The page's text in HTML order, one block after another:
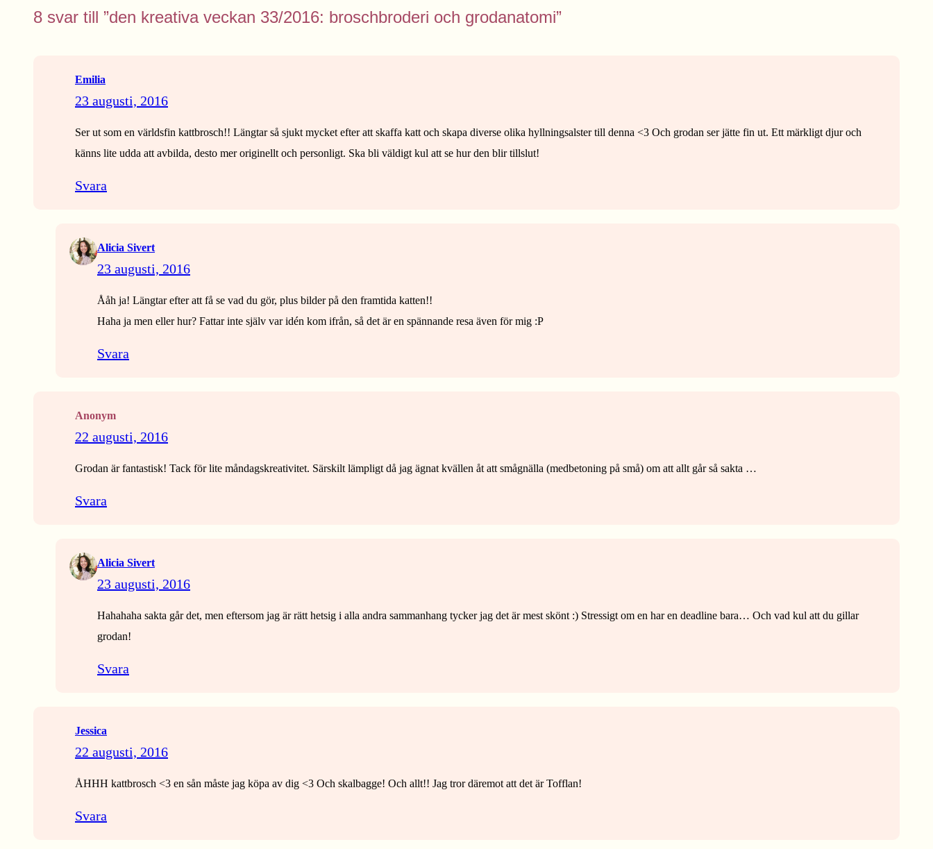
8 svar till ”den kreativa veckan 33/2016: broschbroderi och grodanatomi”
Emilia
23 augusti, 2016
Ser ut som en världsfin kattbrosch!! Längtar så sjukt mycket efter att skaffa katt och skapa diverse olika hyllningsalster till denna <3 Och grodan ser jätte fin ut. Ett märkligt djur och
känns lite udda att avbilda, desto mer originellt och personligt. Ska bli väldigt kul att se hur den blir tillslut!
Svara
Alicia Sivert
23 augusti, 2016
Ååh ja! Längtar efter att få se vad du gör, plus bilder på den framtida katten!!
Haha ja men eller hur? Fattar inte själv var idén kom ifrån, så det är en spännande resa även för mig :P
Svara
Anonym
22 augusti, 2016
Grodan är fantastisk! Tack för lite måndagskreativitet. Särskilt lämpligt då jag ägnat kvällen åt att smågnälla (medbetoning på små) om att allt går så sakta …
Svara
Alicia Sivert
23 augusti, 2016
Hahahaha sakta går det, men eftersom jag är rätt hetsig i alla andra sammanhang tycker jag det är mest skönt :) Stressigt om en har en deadline bara… Och vad kul att du gillar
grodan!
Svara
Jessica
22 augusti, 2016
ÅHHH kattbrosch <3 en sån måste jag köpa av dig <3 Och skalbagge! Och allt!! Jag tror däremot att det är Tofflan!
Svara